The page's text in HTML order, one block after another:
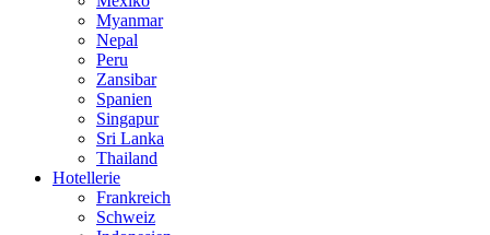
Myanmar
Nepal
Peru
Zansibar
Spanien
Singapur
Sri Lanka
Thailand
Hotellerie
Frankreich
Schweiz